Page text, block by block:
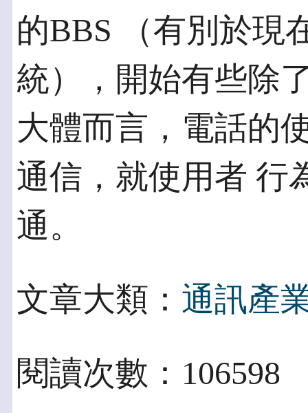
的BBS （有別於現
統），開始有些除
大體而言，電話的
通信，就使用者 行
通。
文章大類： 通訊產
閱讀次數：